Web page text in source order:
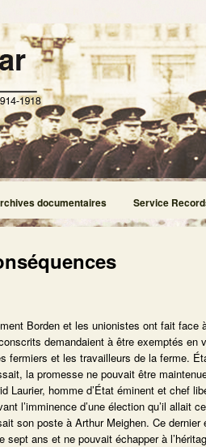
documentaires Service
Borden et les unionistes ont fait face
demandaient à être exemptés en
fermiers et les travailleurs de la ferme.
la promesse ne pouvait être
Laurier, homme d’État éminent et chef
l’imminence d’une élection qu’il allait
son poste à Arthur Meighen. Ce
sept ans et ne pouvait échapper à